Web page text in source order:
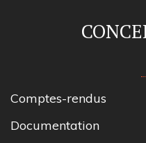
Comptes-rendus
Documentation